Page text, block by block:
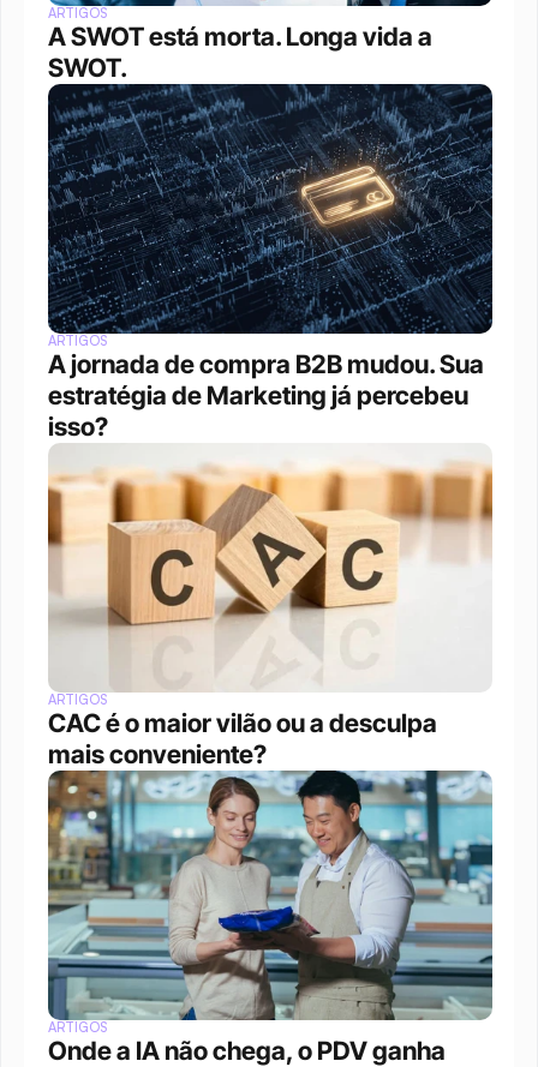
ARTIGOS
A SWOT está morta. Longa vida a
SWOT.
ARTIGOS
A jornada de compra B2B mudou. Sua
estratégia de Marketing já percebeu
isso?
ARTIGOS
CAC é o maior vilão ou a desculpa
mais conveniente?
ARTIGOS
Onde a IA não chega, o PDV ganha